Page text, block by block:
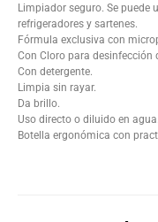
Limpiador seguro. Se puede
refrigeradores y sartenes.
Fórmula exclusiva con
Con Cloro para desinfección
Con detergente.
Limpia sin rayar.
Da brillo.
Uso directo o diluido en agua.
Botella ergonómica con